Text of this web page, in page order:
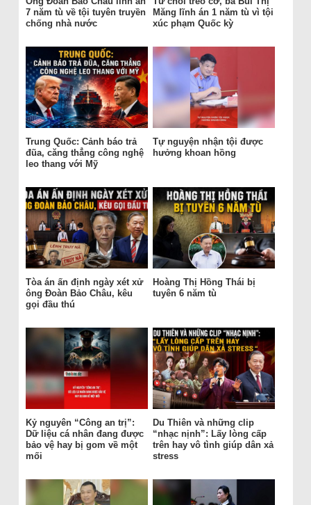
7 năm tù về tội tuyên truyền
chống nhà nước
Măng lĩnh án 1 năm tù vì tội
xúc phạm Quốc kỳ
Trung Quốc: Cảnh báo trả
đũa, căng thẳng công nghệ
leo thang với Mỹ
Tự nguyện nhận tội được
hưởng khoan hồng
Tòa án ấn định ngày xét xử
ông Đoàn Bảo Châu, kêu
gọi đầu thú
Hoàng Thị Hồng Thái bị
tuyên 6 năm tù
Kỷ nguyên “Công an trị”:
Dữ liệu cá nhân đang được
bảo vệ hay bị gom về một
mối
Du Thiên và những clip
“nhạc nịnh”: Lấy lòng cấp
trên hay vô tình giúp dân xả
stress